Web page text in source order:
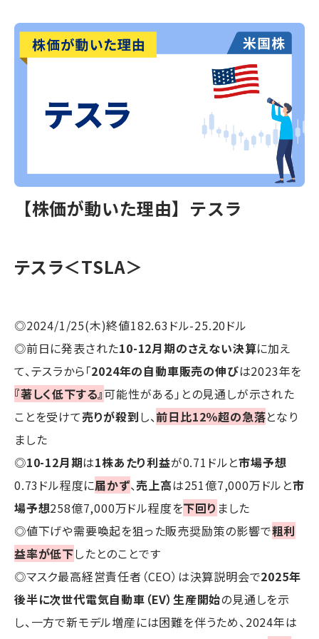
【株価が動いた理由】テスラ
テスラ＜TSLA＞
◎2024/1/25(木)終値182.63ドル-25.20ドル
◎前日に発表された10-12月期のさえない決算に加え
て、テスラから「2024年の自動車販売の伸びは2023年を
『著しく低下する』可能性がある」との見通しが示された
ことを受けて売りが殺到し、前日比12％超の急落となり
ました
◎10-12月期は1株あたり利益が0.71ドルと市場予想
0.73ドル程度に届かず、売上高は251億7,000万ドルと市
場予想258億7,000万ドル程度を下回り ました
◎値下げや需要喚起を狙った販売奨励策の影響で粗利
益率が低下したとのことです
◎マスク最高経営責任者（CEO）は決算説明会で2025年
後半に次世代電気自動車（EV）生産開始の見通しを示
し、一方で新モデル増産には困難を伴うため、2024年は